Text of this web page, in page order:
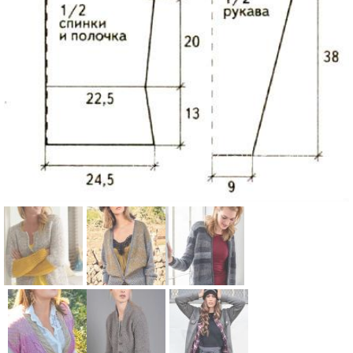
Схема:
кардиган с
Схема:
свободный
Схема:
укороченны